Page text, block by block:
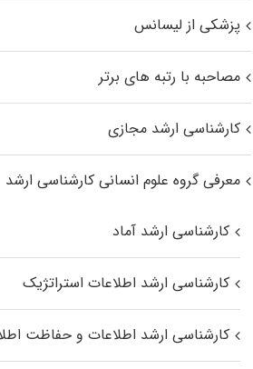
پزشکی از لیسانس
مصاحبه با رتبه های برتر
کارشناسی ارشد مجازی
معرفی گروه علوم انسانی کارشناسی ارشد
کارشناسی ارشد آماد
کارشناسی ارشد اطلاعات استراتژیک
کارشناسی ارشد اطلاعات و حفاظت